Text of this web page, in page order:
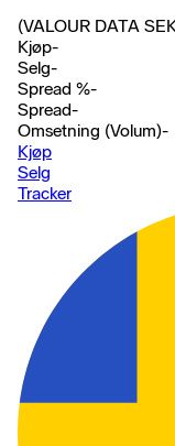
(VALOUR DATA
Kjøp-
Selg-
Spread %-
Spread-
Omsetning (Volum)-
Kjøp
Selg
Tracker